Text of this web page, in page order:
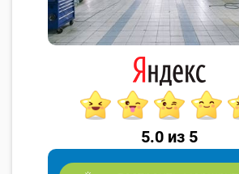
5.0 из 5